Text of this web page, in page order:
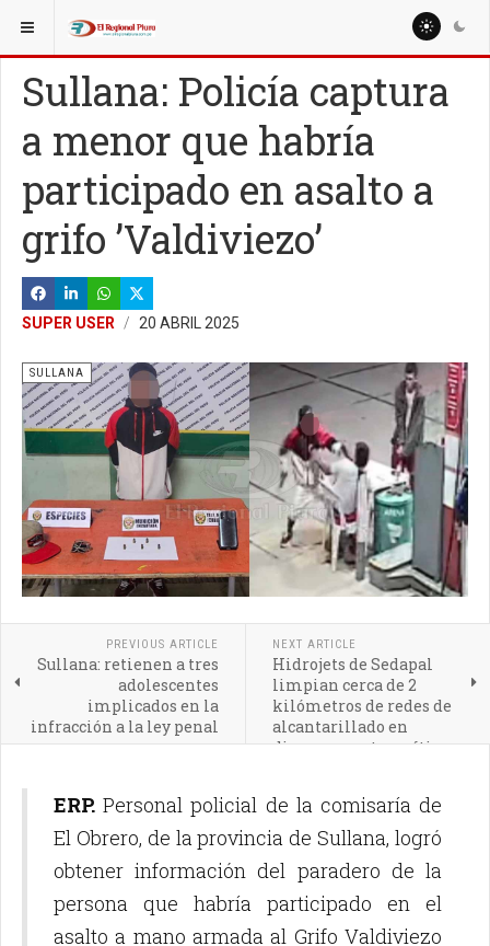
ESTÁ AQUÍ: LOCALES
Sullana: Policía captura
a menor que habría
participado en asalto a
grifo ’Valdiviezo’
SUPER USER 20 ABRIL 2025
SULLANA
PREVIOUS ARTICLE
Sullana: retienen a tres
adolescentes
implicados en la
infracción a la ley penal
NEXT ARTICLE
Hidrojets de Sedapal
limpian cerca de 2
kilómetros de redes de
alcantarillado en
diversos puntos críticos
ERP. Personal policial de la comisaría de
El Obrero, de la provincia de Sullana, logró
obtener información del paradero de la
persona que habría participado en el
asalto a mano armada al Grifo Valdiviezo